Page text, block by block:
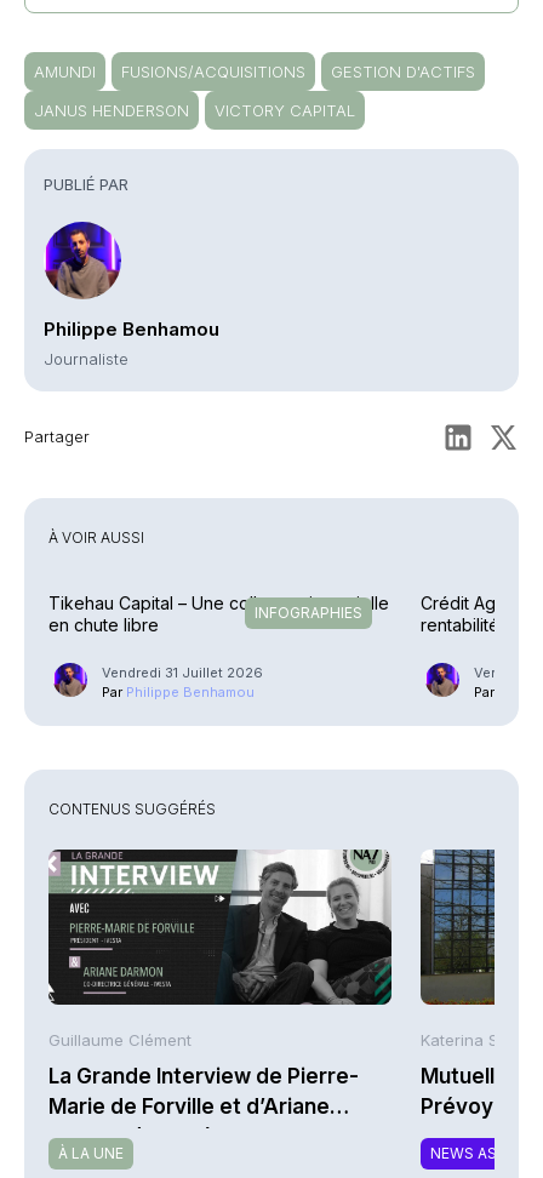
PUBLIÉ PAR
Philippe Benhamou
Journaliste
Partager
AMUNDI FUSIONS/ACQUISITIONS
GESTION D'ACTIFS
JANUS HENDERSON
VICTORY CAPITAL
À VOIR AUSSI
INFOGRAPHIES
Tikehau Capital – Une collecte trimestrielle
en chute libre
Vendredi 31 Juillet 2026
Par Philippe Benhamou
Crédit
rentabilité en
Vendredi
Par
CONTENUS SUGGÉRÉS
Guillaume Clément
La Grande Interview de Pierre-
Marie de Forville et d’Ariane
Darmon (Ivesta)
À LA UNE
Katerina
Mutuelles :
de la Math
NEWS